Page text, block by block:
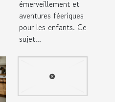
licorne
pour
enfants ?
émerveillement et
aventures féeriques
pour les enfants. Ce
sujet...